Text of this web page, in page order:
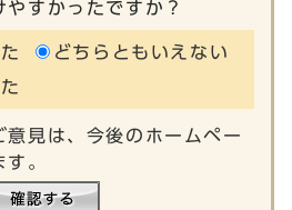
すかったですか？
どちらともいえない
意見は、今後のホームペー
。